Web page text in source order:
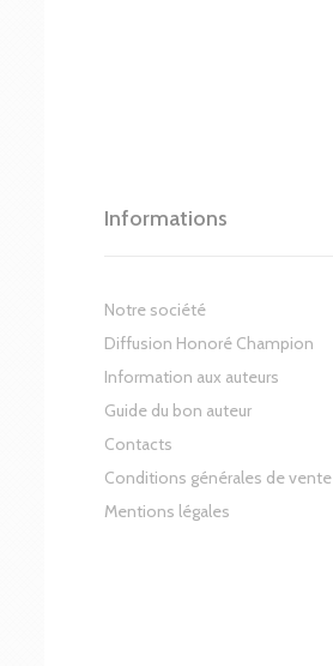
Informations
Notre société
Diffusion Honoré Champion
Information aux auteurs
Guide du bon auteur
Contacts
Conditions générales de vente
Mentions légales